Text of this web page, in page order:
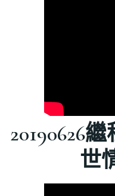
20190626
世